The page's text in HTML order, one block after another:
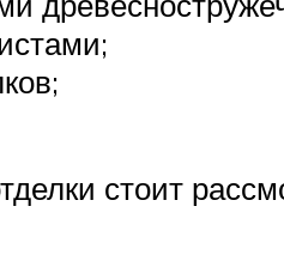
стоит